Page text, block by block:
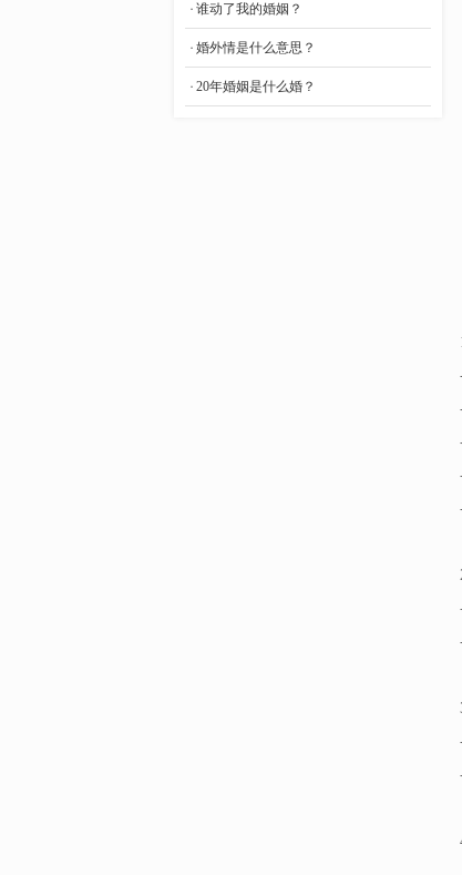
- 婚姻外遇调查
- 婚姻家庭调查
谁动了我的婚姻？
婚外情是什么意思？
20年婚姻是什么婚？